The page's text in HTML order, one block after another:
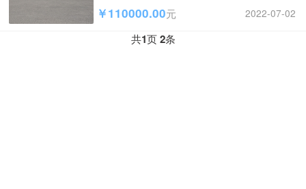
勿扰谢谢！
￥110000.00元 2022-07-02
共1页2条